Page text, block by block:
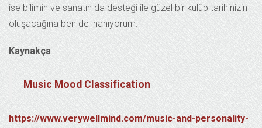
ise bilimin ve sanatın da desteği ile güzel bir kulüp tarihinizin
oluşacağına ben de inanıyorum.
Kaynakça
Music Mood Classification
https://www.verywellmind.com/music-and-personality-